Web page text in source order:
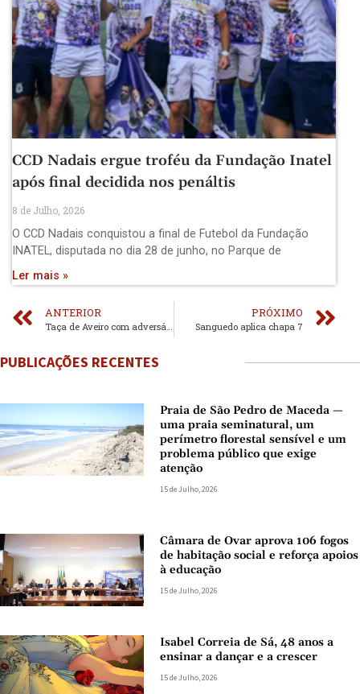
CCD Nadais ergue troféu da Fundação Inatel
após final decidida nos penáltis
8 de Julho, 2026
O CCD Nadais conquistou a final de Futebol da Fundação
INATEL, disputada no dia 28 de junho, no Parque de
Ler mais »
ANTERIOR
Taça de Aveiro com adversários conhecidos
PRÓXIMO
Sanguedo aplica chapa 7
PUBLICAÇÕES RECENTES
Praia de São Pedro de Maceda —
uma praia seminatural, um
perímetro florestal sensível e um
problema público que exige
atenção
15 de Julho, 2026
Câmara de Ovar aprova 106 fogos
de habitação social e reforça apoios
à educação
15 de Julho, 2026
Isabel Correia de Sá, 48 anos a
ensinar a dançar e a crescer
15 de Julho, 2026